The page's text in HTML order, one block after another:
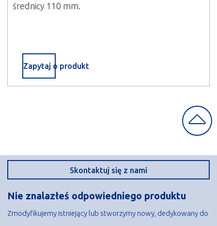
średnicy 110 mm.
Zapytaj o produkt
Skroluj
do
góry
Skontaktuj się z nami
Nie znalazłeś odpowiedniego produktu
Zmodyfikujemy istniejący lub stworzymy nowy, dedykowany do